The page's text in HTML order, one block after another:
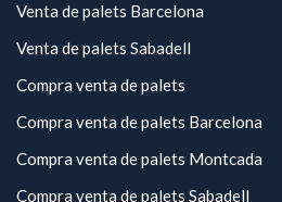
Venta de palets Barcelona
Venta de palets Sabadell
Compra venta de palets
Compra venta de palets Barcelona
Compra venta de palets Montcada
Compra venta de palets Sabadell